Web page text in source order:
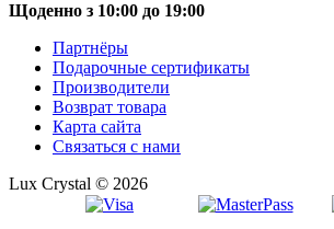
Щоденно з 10:00 до 19:00
Партнёры
Подарочные сертификаты
Производители
Возврат товара
Карта сайта
Связаться с нами
Lux Crystal © 2026